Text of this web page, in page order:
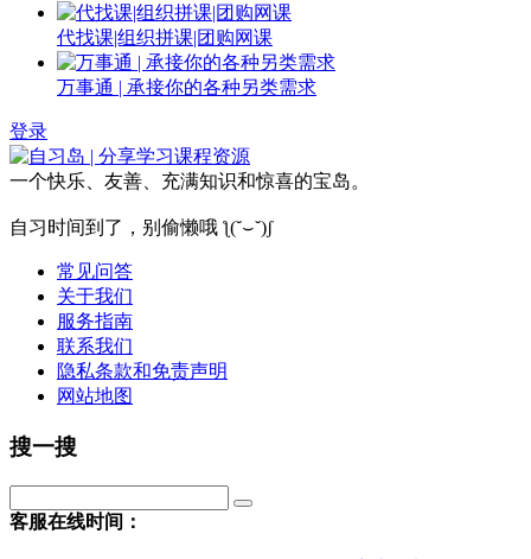
代找课|组织拼课|团购网课
万事通 | 承接你的各种另类需求
登录
一个快乐、友善、充满知识和惊喜的宝岛。
自习时间到了，别偷懒哦 ƪ(˘⌣˘)ʃ
常见问答
关于我们
服务指南
联系我们
隐私条款和免责声明
网站地图
搜一搜
客服在线时间：